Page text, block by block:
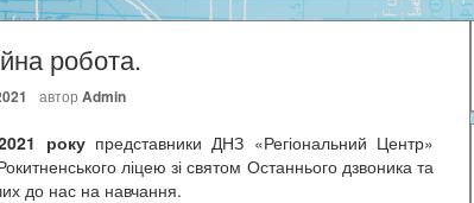
робота.
автор Admin
року представники ДНЗ «Регіональний Центр»
ліцею зі святом Останнього дзвоника та
до нас на навчання.